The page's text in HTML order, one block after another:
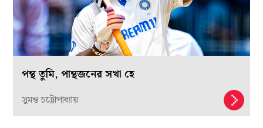
পন্থ তুমি, পান্থজনের সখা হে
সুমন্ত চট্টোপাধ্যায়